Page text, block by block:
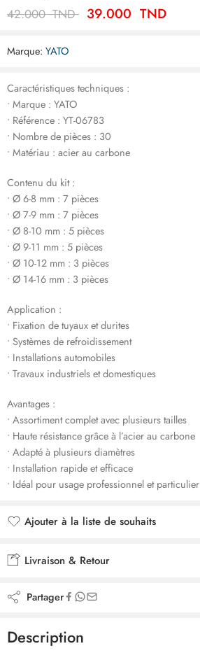
42.000TND 39.000 TND
Marque: YATO
Caractéristiques techniques :
• Marque : YATO
• Référence : YT-06783
• Nombre de pièces : 30
• Matériau : acier au carbone
Contenu du kit :
• Ø 6-8 mm : 7 pièces
• Ø 7-9 mm : 7 pièces
• Ø 8-10 mm : 5 pièces
• Ø 9-11 mm : 5 pièces
• Ø 10-12 mm : 3 pièces
• Ø 14-16 mm : 3 pièces
Application :
• Fixation de tuyaux et durites
• Systèmes de refroidissement
• Installations automobiles
• Travaux industriels et domestiques
Avantages :
• Assortiment complet avec plusieurs tailles
• Haute résistance grâce à l’acier au carbone
• Adapté à plusieurs diamètres
• Installation rapide et efficace
• Idéal pour usage professionnel et particulier
Ajouter à la liste de souhaits
Livraison & Retour
Partager
Description